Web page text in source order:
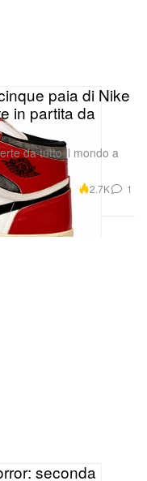
paia di Nike
in partita da
da tutto il mondo a
2.7K 1
seconda